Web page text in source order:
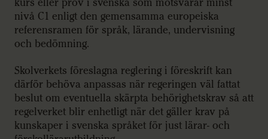
kurs eller prov i svenska som motsvarar minst
nivå C1 enligt den gemensamma europeiska
referensramen för språk, lärande, undervisning
och bedömning.
Skolverkets föreslagna reglering i föreskrift kan
därför behöva anpassas när regeringen väl fattat
beslut om eventuella skärpta behörighetskrav så att
regelverket blir enhetligt när det gäller krav på
kunskaper i svenska språket för just lärar- och